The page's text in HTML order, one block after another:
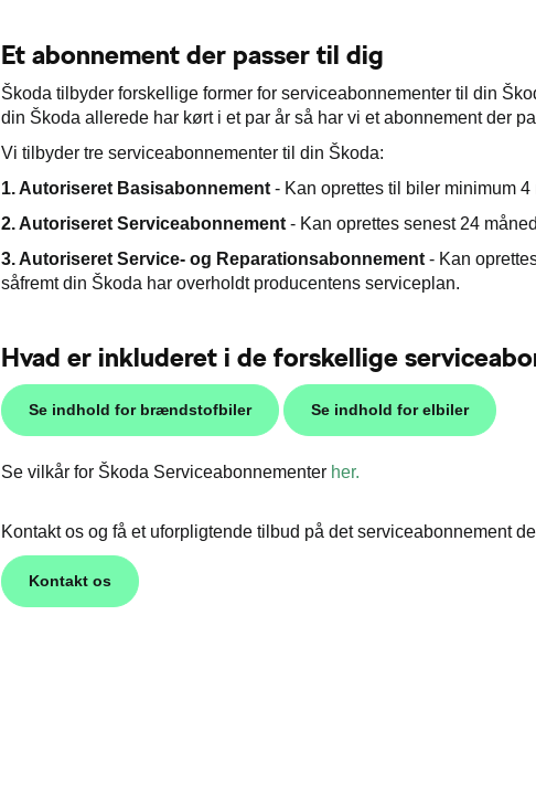
Et abonnement der passer til dig
Škoda tilbyder forskellige former for serviceabonnementer til din
din Škoda allerede har kørt i et par år så har vi et abonnement der
Vi tilbyder tre serviceabonnementer til din Škoda:
1. Autoriseret Basisabonnement - Kan oprettes til biler minimum 4
2. Autoriseret Serviceabonnement - Kan oprettes senest 24
3. Autoriseret Service- og Reparationsabonnement - Kan
såfremt din Škoda har overholdt producentens serviceplan.
Hvad er inkluderet i de forskellige
Se indhold for brændstofbiler Se indhold for elbiler
Se vilkår for Škoda Serviceabonnementer her.
Kontakt os og få et uforpligtende tilbud på det serviceabonnement
Kontakt os